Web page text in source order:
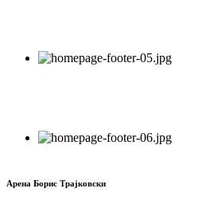
Арена Борис Трајковски